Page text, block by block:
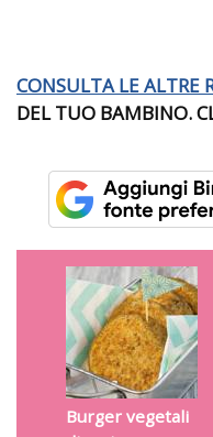
CONSULTA LE ALTRE
DEL TUO BAMBINO.
Burger vegetali